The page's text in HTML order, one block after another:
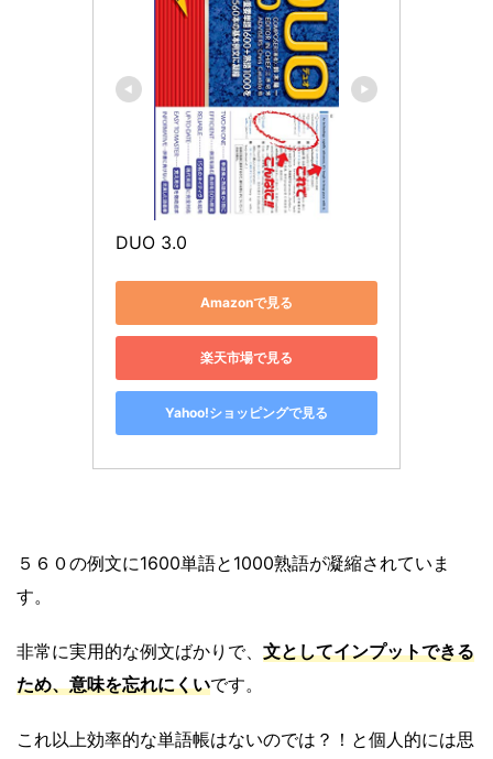
DUO 3.0
Amazonで見る
楽天市場で見る
Yahoo!ショッピングで見る
５６０の例文に1600単語と1000熟語が凝縮されていま
す。
非常に実用的な例文ばかりで、 文としてインプットできる
ため、意味を忘れにくいです。
これ以上効率的な単語帳はないのでは？！と個人的には思